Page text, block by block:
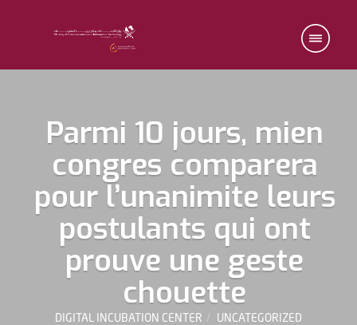
Parmi 10 jours, mien
congres comparera
pour l’unanimite leurs
postulants qui ont
prouve une geste
chouette
DIGITAL INCUBATION CENTER
UNCATEGORIZED